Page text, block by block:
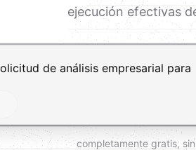
ejecución efectivas
para añadir una nueva
completamente gratis,